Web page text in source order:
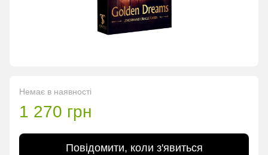
Немає в наявності
1 270 грн
Повідомити, коли з'явиться